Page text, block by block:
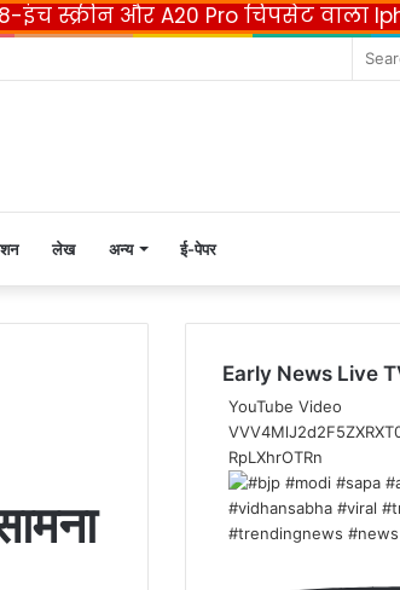
और A20 Pro चिपसेट वाला Iphone
Random
Instagram
लेख अन्य ई-पेपर
Early News Live
YouTube Video
RpLXhrOTRn